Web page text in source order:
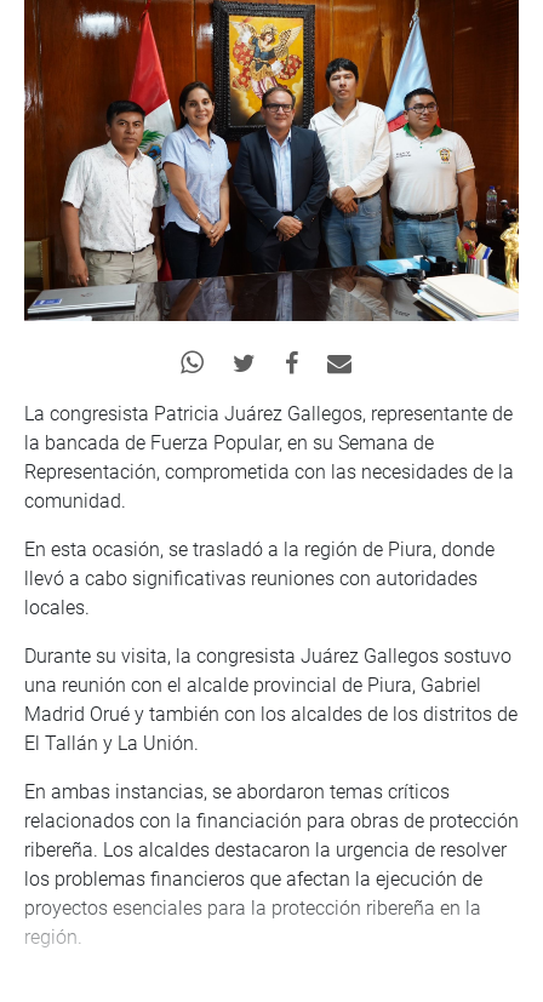
La congresista Patricia Juárez Gallegos, representante de
la bancada de Fuerza Popular, en su Semana de
Representación, comprometida con las necesidades de la
comunidad.
En esta ocasión, se trasladó a la región de Piura, donde
llevó a cabo significativas reuniones con autoridades
locales.
Durante su visita, la congresista Juárez Gallegos sostuvo
una reunión con el alcalde provincial de Piura, Gabriel
Madrid Orué y también con los alcaldes de los distritos de
El Tallán y La Unión.
En ambas instancias, se abordaron temas críticos
relacionados con la financiación para obras de protección
ribereña. Los alcaldes destacaron la urgencia de resolver
los problemas financieros que afectan la ejecución de
proyectos esenciales para la protección ribereña en la
región.